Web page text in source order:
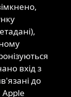
вхід з
до